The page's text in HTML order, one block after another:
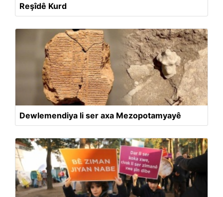
Reşîdê Kurd
Dewlemendiya li ser axa Mezopotamyayê